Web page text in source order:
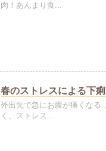
肉！あんまり食...
春のストレスによる下
外出先で急にお腹が痛くなる
く、ストレス...